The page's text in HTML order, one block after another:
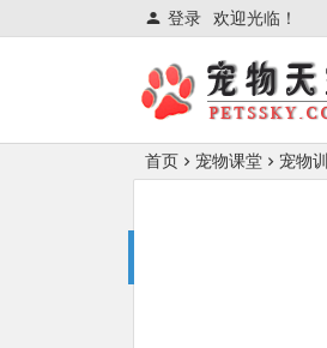
欢迎光临！
登录
首页 宠物课堂 宠物